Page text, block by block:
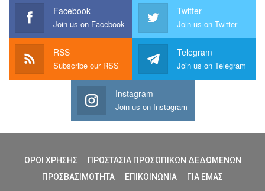
Facebook
Join us on Facebook
Twitter
Join us on Twitter
RSS
Subscribe our RSS
Telegram
Join us on Telegram
Instagram
Join us on Instagram
ΟΡΟΙ ΧΡΗΣΗΣ
ΠΡΟΣΤΑΣΙΑ ΠΡΟΣΩΠΙΚΩΝ ΔΕΔΩΜΕΝΩΝ
ΠΡΟΣΒΑΣΙΜΟΤΗΤΑ
ΕΠΙΚΟΙΝΩΝΙΑ ΓΙΑ ΕΜΑΣ